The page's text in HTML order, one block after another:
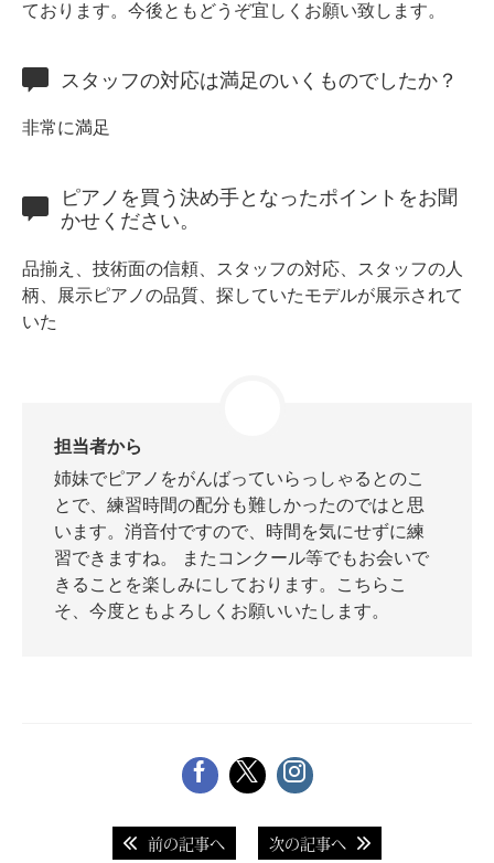
ております。今後ともどうぞ宜しくお願い致します。
スタッフの対応は満足のいくものでしたか？
非常に満足
ピアノを買う決め手となったポイントをお聞
かせください。
品揃え、技術面の信頼、スタッフの対応、スタッフの人
柄、展示ピアノの品質、探していたモデルが展示されて
いた
担当者から
姉妹でピアノをがんばっていらっしゃるとのこ
とで、練習時間の配分も難しかったのではと思
います。消音付ですので、時間を気にせずに練
習できますね。 またコンクール等でもお会いで
きることを楽しみにしております。こちらこ
そ、今度ともよろしくお願いいたします。
前の記事へ 次の記事へ